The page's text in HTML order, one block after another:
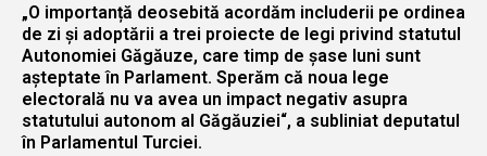
„O importanță deosebită acordăm includerii pe ordinea
de zi și adoptării a trei proiecte de legi privind statutul
Autonomiei Găgăuze, care timp de șase luni sunt
așteptate în Parlament. Sperăm că noua lege
electorală nu va avea un impact negativ asupra
statutului autonom al Găgăuziei“, a subliniat deputatul
în Parlamentul Turciei.